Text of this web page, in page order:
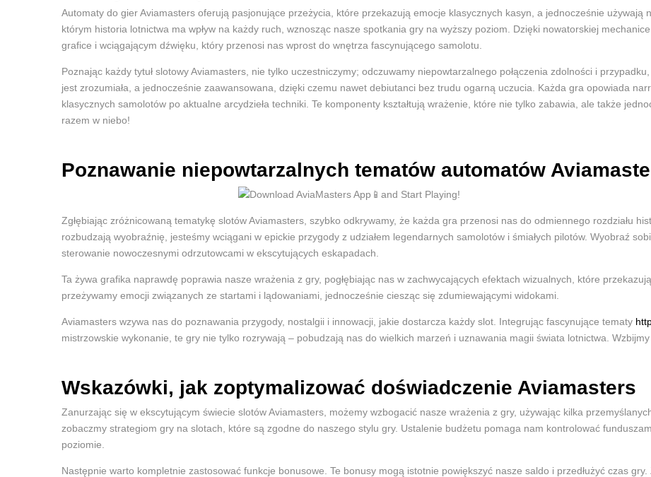
Automaty do gier Aviamasters oferują pasjonujące przeżycia, które przekazują emocje klasycznych kasyn, a jednocześnie używają
którym historia lotnictwa ma wpływ na każdy ruch, wznosząc nasze spotkania gry na wyższy poziom. Dzięki nowatorskiej
grafice i wciągającym dźwięku, który przenosi nas wprost do wnętrza fascynującego samolotu.
Poznając każdy tytuł slotowy Aviamasters, nie tylko uczestniczymy; odczuwamy niepowtarzalnego połączenia zdolności i
jest zrozumiała, a jednocześnie zaawansowana, dzięki czemu nawet debiutanci bez trudu ogarną uczucia. Każda gra opowiada
klasycznych samolotów po aktualne arcydzieła techniki. Te komponenty kształtują wrażenie, które nie tylko zabawia, ale także
razem w niebo!
Poznawanie niepowtarzalnych tematów automatów
Zgłębiając zróżnicowaną tematykę slotów Aviamasters, szybko odkrywamy, że każda gra przenosi nas do odmiennego rozdziału
rozbudzają wyobraźnię, jesteśmy wciągani w epickie przygody z udziałem legendarnych samolotów i śmiałych pilotów. Wyobraź
sterowanie nowoczesnymi odrzutowcami w ekscytujących eskapadach.
Ta żywa grafika naprawdę poprawia nasze wrażenia z gry, pogłębiając nas w zachwycających efektach wizualnych, które
przeżywamy emocji związanych ze startami i lądowaniami, jednocześnie ciesząc się zdumiewającymi widokami.
Aviamasters wzywa nas do poznawania przygody, nostalgii i innowacji, jakie dostarcza każdy slot. Integrując fascynujące tematy
mistrzowskie wykonanie, te gry nie tylko rozrywają – pobudzają nas do wielkich marzeń i uznawania magii świata lotnictwa.
Wskazówki, jak zoptymalizować doświadczenie Aviamasters
Zanurzając się w ekscytującym świecie slotów Aviamasters, możemy wzbogacić nasze wrażenia z gry, używając kilka
zobaczmy strategiom gry na slotach, które są zgodne do naszego stylu gry. Ustalenie budżetu pomaga nam kontrolować
poziomie.
Następnie warto kompletnie zastosować funkcje bonusowe. Te bonusy mogą istotnie powiększyć nasze saldo i przedłużyć czas